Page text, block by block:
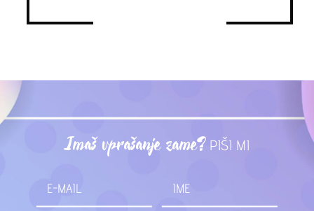
Imaš vprašanje zame? PIŠI MI